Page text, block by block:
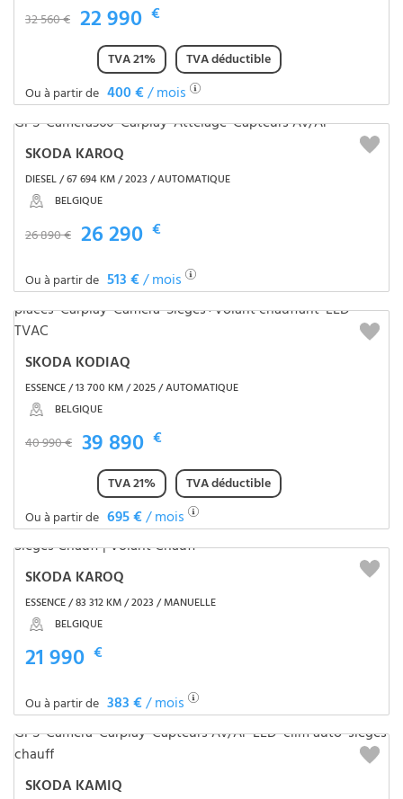
32 560 € 22 990 €
TVA 21%
TVA déductible
Ou à partir de 400 €/ mois
SKODA KAROQ
DIESEL / 67 694 KM / 2023 / AUTOMATIQUE
BELGIQUE
26 890 € 26 290 €
Ou à partir de 513 €/ mois
SKODA KODIAQ
ESSENCE / 13 700 KM / 2025 / AUTOMATIQUE
BELGIQUE
40 990 € 39 890 €
TVA 21%
TVA déductible
Ou à partir de 695 €/ mois
SKODA KAROQ
ESSENCE / 83 312 KM / 2023 / MANUELLE
BELGIQUE
21 990 €
Ou à partir de 383 €/ mois
SKODA KAMIQ